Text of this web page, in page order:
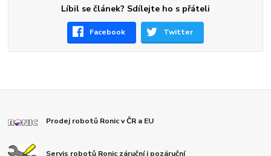
Líbil se článek? Sdílejte ho s přáteli
Facebook Twitter
Prodej robotů Ronic v ČR a EU
Servis robotů Ronic záruční i pozáruční